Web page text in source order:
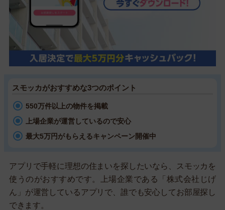
スモッカがおすすめな3つのポイント
550万件以上の物件を掲載
上場企業が運営しているので安心
最大5万円がもらえるキャンペーン開催中
アプリで手軽に理想の住まいを探したいなら、スモッカを
使うのがおすすめです。上場企業である「株式会社じげ
ん」が運営しているアプリで、誰でも安心してお部屋探し
できます。